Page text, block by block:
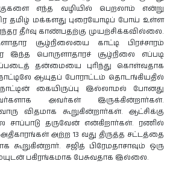
எந்த வழியில் பெறலாம் என்று
தமிழ் மக்களது புரையோடிப் போய் உள்ள
தீர்வு காண்பதற்கு முயற்சிக்கவில்லை.
சூழ்நிலையை காட்டி பிரச்சாரம்
இந்த பொருளாதாரச் சூழ்நிலை எப்படி
தன்மையை புரிந்து கொள்வதாக
ஆயுதப் போராட்டம் தொடங்கியதில்
கையிருப்பு இல்லாமல் போனது
அவர்கள் இருக்கின்றார்கள்.
விதமாக கூறுகின்றார்கள். ஆட்சிக்கு
தருவேன் என்கிறார்கள். ரணில்
அற்ற 13 வது திருத்த சட்டத்தை
கூறுகின்றார். சஜித் பிரேமதாசாவும் ஒரு
பகிரங்கமாக பேசுவதாக இல்லை.